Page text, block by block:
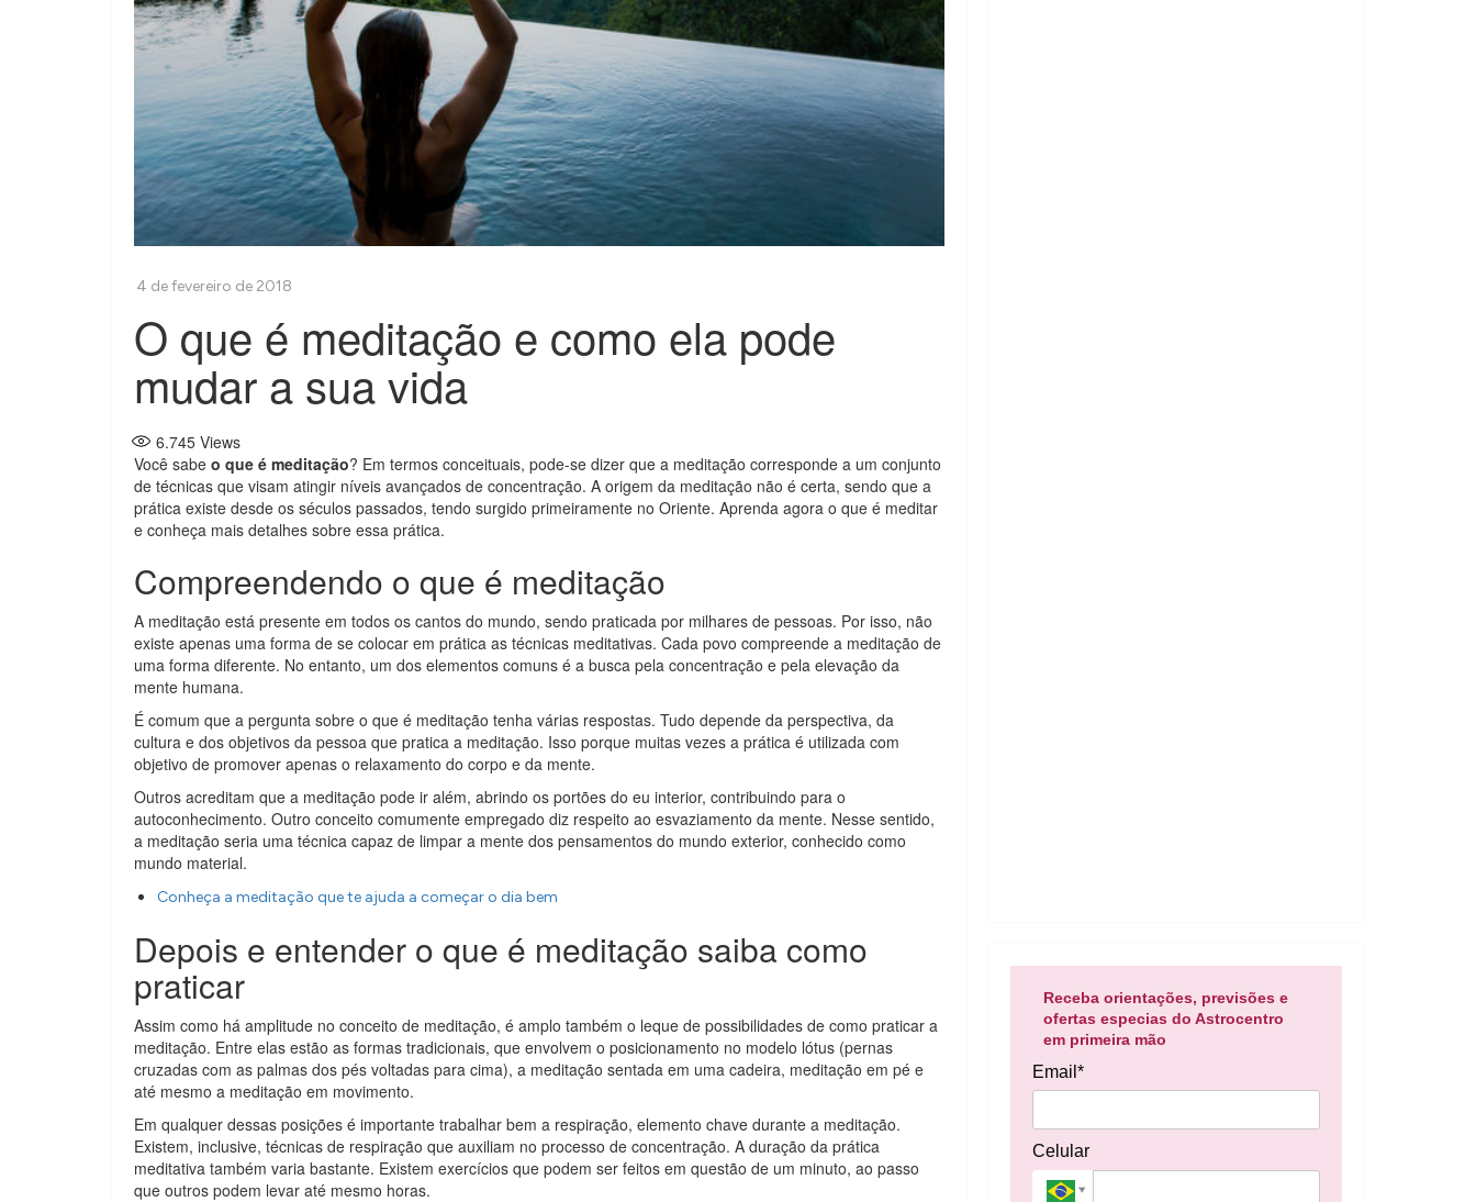
O que é meditação e como ela pode
mudar a sua vida
6.745 Views
Você sabe o que é meditação? Em termos conceituais, pode-se dizer que a meditação corresponde a um conjunto
de técnicas que visam atingir níveis avançados de concentração. A origem da meditação não é certa, sendo que a
prática existe desde os séculos passados, tendo surgido primeiramente no Oriente. Aprenda agora o que é meditar
e conheça mais detalhes sobre essa prática.
Compreendendo o que é meditação
A meditação está presente em todos os cantos do mundo, sendo praticada por milhares de pessoas. Por isso, não
existe apenas uma forma de se colocar em prática as técnicas meditativas. Cada povo compreende a meditação de
uma forma diferente. No entanto, um dos elementos comuns é a busca pela concentração e pela elevação da
mente humana.
É comum que a pergunta sobre o que é meditação tenha várias respostas. Tudo depende da perspectiva, da
cultura e dos objetivos da pessoa que pratica a meditação. Isso porque muitas vezes a prática é utilizada com
objetivo de promover apenas o relaxamento do corpo e da mente.
Outros acreditam que a meditação pode ir além, abrindo os portões do eu interior, contribuindo para o
autoconhecimento. Outro conceito comumente empregado diz respeito ao esvaziamento da mente. Nesse sentido,
a meditação seria uma técnica capaz de limpar a mente dos pensamentos do mundo exterior, conhecido como
mundo material.
Conheça a meditação que te ajuda a começar o dia bem
Depois e entender o que é meditação saiba como
praticar
Assim como há amplitude no conceito de meditação, é amplo também o leque de possibilidades de como praticar a
meditação. Entre elas estão as formas tradicionais, que envolvem o posicionamento no modelo lótus (pernas
cruzadas com as palmas dos pés voltadas para cima), a meditação sentada em uma cadeira, meditação em pé e
até mesmo a meditação em movimento.
Em qualquer dessas posições é importante trabalhar bem a respiração, elemento chave durante a meditação.
Existem, inclusive, técnicas de respiração que auxiliam no processo de concentração. A duração da prática
meditativa também varia bastante. Existem exercícios que podem ser feitos em questão de um minuto, ao passo
que outros podem levar até mesmo horas.
Receba orientações, previsões e
ofertas especias do Astrocentro
em primeira mão
Email*
Celular